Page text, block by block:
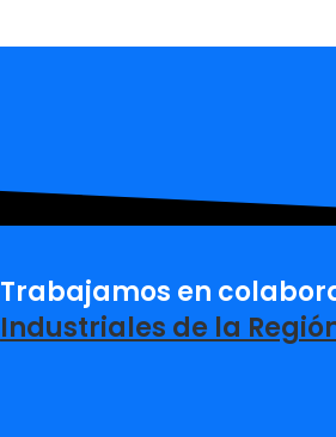
Trabajamos en
Industriales de la